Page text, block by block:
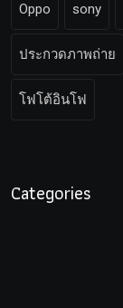
Oppo sony
ประกวดภาพถ่าย
โฟโต้อินโฟ
Categories